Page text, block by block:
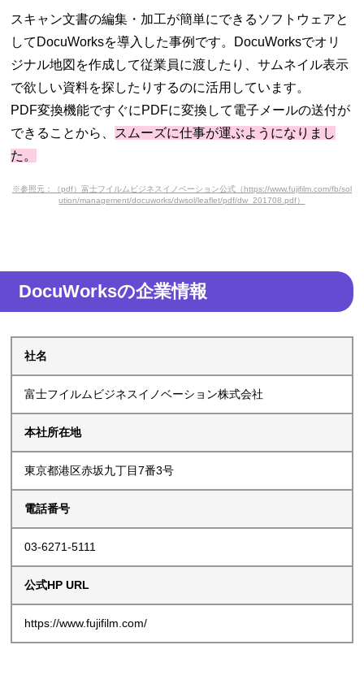
スキャン文書の編集・加工が簡単にできるソフトウェアと
してDocuWorksを導入した事例です。DocuWorksでオリ
ジナル地図を作成して従業員に渡したり、サムネイル表示
で欲しい資料を探したりするのに活用しています。
PDF変換機能ですぐにPDFに変換して電子メールの送付が
できることから、 スムーズに仕事が運ぶようになりまし
た。
※参照元：（pdf）富士フイルムビジネスイノベーション公式（https://www.fujifilm.com/fb/sol
ution/management/docuworks/dwsol/leaflet/pdf/dw_201708.pdf）
DocuWorksの企業情報
社名
富士フイルムビジネスイノベーション株式会社
本社所在地
東京都港区赤坂九丁目7番3号
電話番号
03-6271-5111
公式HP URL
https://www.fujifilm.com/